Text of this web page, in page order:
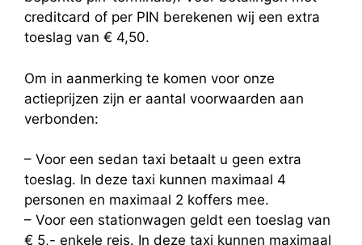
creditcard of per PIN berekenen wij een extra
toeslag van € 4,50.
Om in aanmerking te komen voor onze
actieprijzen zijn er aantal voorwaarden aan
verbonden:
– Voor een sedan taxi betaalt u geen extra
toeslag. In deze taxi kunnen maximaal 4
personen en maximaal 2 koffers mee.
– Voor een stationwagen geldt een toeslag van
€ 5,- enkele reis. In deze taxi kunnen maximaal